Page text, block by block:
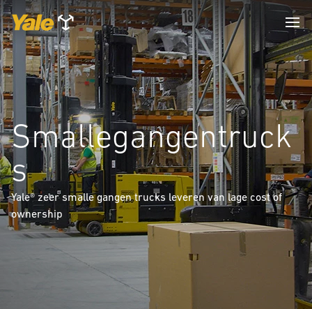
Smallegangentruck
s
Yale® zeer smalle gangen trucks leveren van lage cost of
ownership